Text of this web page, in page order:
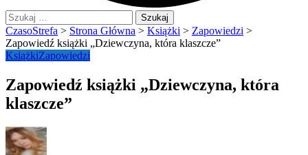
Szukaj:
CzasoStrefa > Strona Główna > Książki > Zapowiedzi >
Zapowiedź książki „Dziewczyna, która klaszcze”
KsiążkiZapowiedzi
Zapowiedź książki „Dziewczyna, która
klaszcze”